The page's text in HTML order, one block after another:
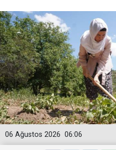
06:06
06 Ağustos 2026